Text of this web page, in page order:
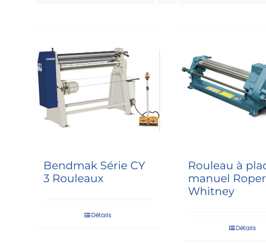
Bendmak Série CY
3 Rouleaux
Détails
Rouleau à
manuel Roper
Whitney
Détails